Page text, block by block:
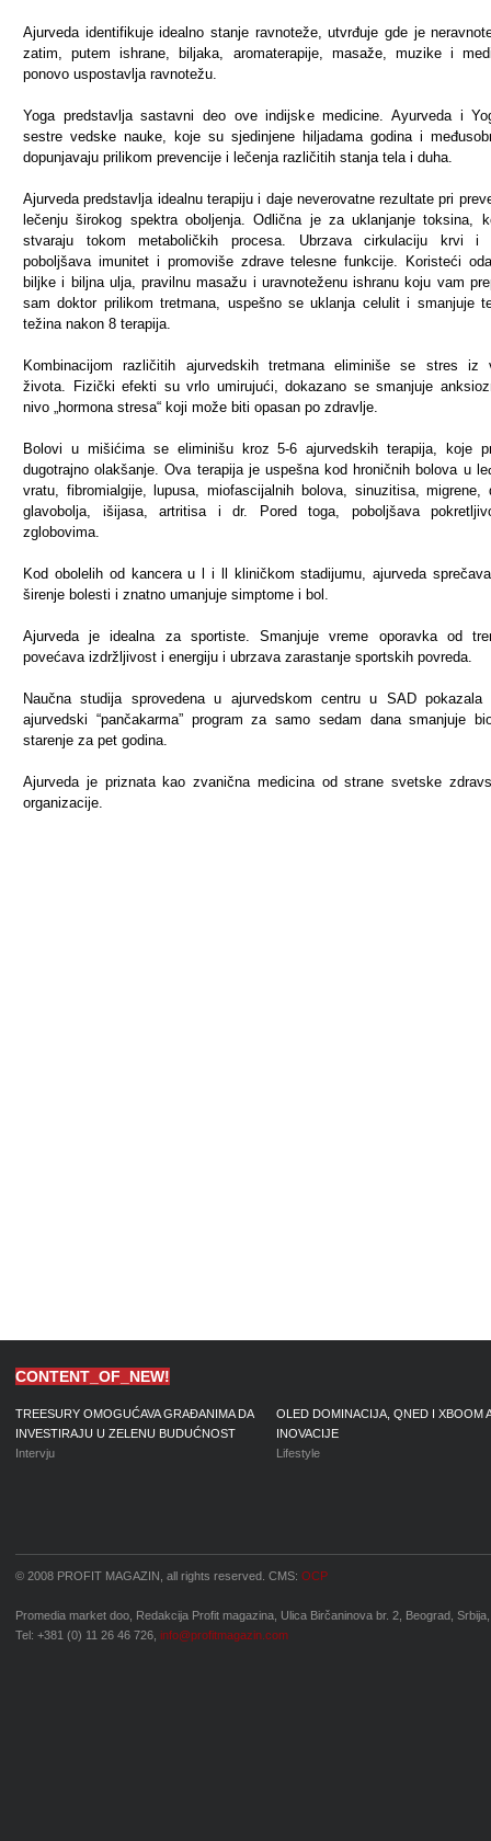
Ajurveda identifikuje idealno stanje ravnoteže, utvrđuje gde je
zatim, putem ishrane, biljaka, aromaterapije, masaže, muzike i
ponovo uspostavlja ravnotežu.
Yoga predstavlja sastavni deo ove indijske medicine. Ayurveda i
sestre vedske nauke, koje su sjedinjene hiljadama godina i
dopunjavaju prilikom prevencije i lečenja različitih stanja tela i duha.
Ajurveda predstavlja idealnu terapiju i daje neverovatne rezultate pri
lečenju širokog spektra oboljenja. Odlična je za uklanjanje toksina,
stvaraju tokom metaboličkih procesa. Ubrzava cirkulaciju krvi i
poboljšava imunitet i promoviše zdrave telesne funkcije. Koristeći
biljke i biljna ulja, pravilnu masažu i uravnoteženu ishranu koju vam
sam doktor prilikom tretmana, uspešno se uklanja celulit i smanjuje
težina nakon 8 terapija.
Kombinacijom različitih ajurvedskih tretmana eliminiše se stres iz
života. Fizički efekti su vrlo umirujući, dokazano se smanjuje
nivo „hormona stresa“ koji može biti opasan po zdravlje.
Bolovi u mišićima se eliminišu kroz 5-6 ajurvedskih terapija, koje
dugotrajno olakšanje. Ova terapija je uspešna kod hroničnih bolova u
vratu, fibromialgije, lupusa, miofascijalnih bolova, sinuzitisa, migrene,
glavobolja, išijasa, artritisa i dr. Pored toga, poboljšava
zglobovima.
Kod obolelih od kancera u l i ll kliničkom stadijumu, ajurveda
širenje bolesti i znatno umanjuje simptome i bol.
Ajurveda je idealna za sportiste. Smanjuje vreme oporavka od
povećava izdržljivost i energiju i ubrzava zarastanje sportskih povreda.
Naučna studija sprovedena u ajurvedskom centru u SAD
ajurvedski “pančakarma” program za samo sedam dana smanjuje
starenje za pet godina.
Ajurveda je priznata kao zvanična medicina od strane svetske
organizacije.
CONTENT_OF_NEW!
TREESURY OMOGUĆAVA GRAĐANIMA DA
INVESTIRAJU U ZELENU BUDUĆNOST
Intervju
OLED DOMINACIJA, QNED I XBOOM
INOVACIJE
Lifestyle
© 2008 PROFIT MAGAZIN, all rights reserved. CMS: OCP
Promedia market doo, Redakcija Profit magazina, Ulica Birčaninova br. 2, Beograd, Srbija,
Tel: +381 (0) 11 26 46 726, info@profitmagazin.com